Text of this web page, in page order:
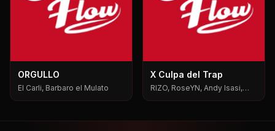
ORGULLO
El Carli, Barbaro el Mulato
X Culpa del Trap
RIZO, RoseYN, Andy Isasi,